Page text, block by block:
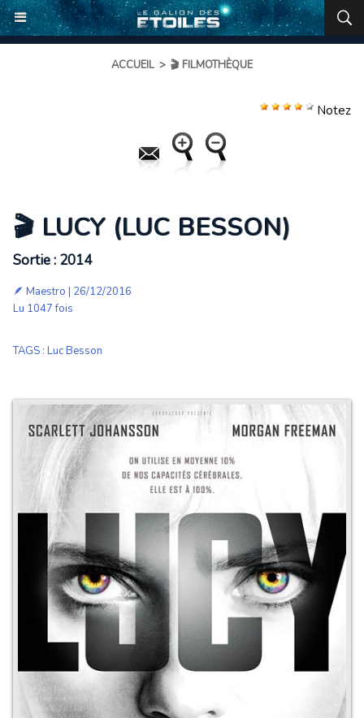
ACCUEIL > 🎬 FILMOTHÈQUE
Notez
🎬 LUCY (LUC BESSON)
Sortie : 2014
🪶 Maestro | 26/12/2016
Lu 1047 fois
TAGS : Luc Besson